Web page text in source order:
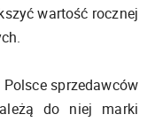
wartość rocznej
sprzedawców
do niej marki